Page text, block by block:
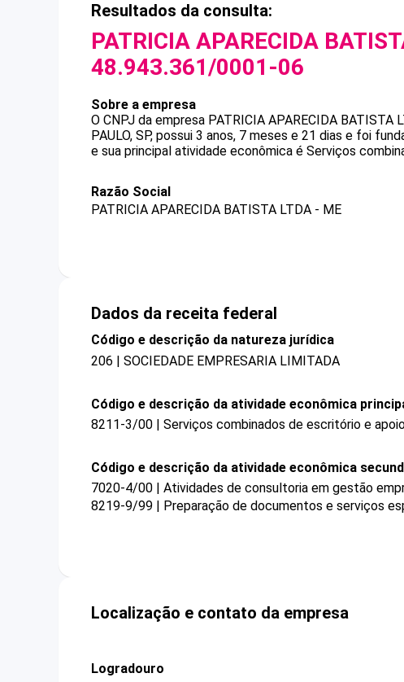
Resultados da consulta:
PATRICIA APARECIDA
48.943.361/0001-06
Sobre a empresa
O CNPJ da empresa PATRICIA APARECIDA BATISTA
PAULO, SP, possui 3 anos, 7 meses e 21 dias e foi
e sua principal atividade econômica é Serviços
Razão Social
PATRICIA APARECIDA BATISTA LTDA - ME
Dados da receita federal
Código e descrição da natureza jurídica
206 | SOCIEDADE EMPRESARIA LIMITADA
Código e descrição da atividade econômica
8211-3/00 | Serviços combinados de escritório e
Código e descrição da atividade econômica
7020-4/00 | Atividades de consultoria em gestão
8219-9/99 | Preparação de documentos e serviços
Localização e contato da empresa
Logradouro